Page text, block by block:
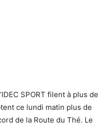
SPORT filent à plus de
ce lundi matin plus de
de la Route du Thé. Le